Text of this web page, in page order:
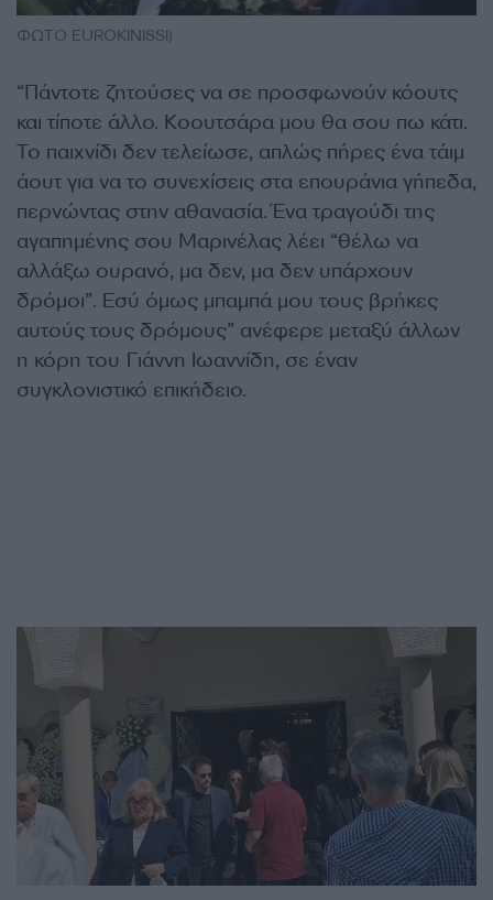
ΦΩΤΟ EUROKINISSI)
“Πάντοτε ζητούσες να σε προσφωνούν κόουτς
και τίποτε άλλο. Κοουτσάρα μου θα σου πω κάτι.
Το παιχνίδι δεν τελείωσε, απλώς πήρες ένα τάιμ
άουτ για να το συνεχίσεις στα επουράνια γήπεδα,
περνώντας στην αθανασία. Ένα τραγούδι της
αγαπημένης σου Μαρινέλας λέει “θέλω να
αλλάξω ουρανό, μα δεν, μα δεν υπάρχουν
δρόμοι”. Εσύ όμως μπαμπά μου τους βρήκες
αυτούς τους δρόμους” ανέφερε μεταξύ άλλων
η κόρη του Γιάννη Ιωαννίδη, σε έναν
συγκλονιστικό επικήδειο.